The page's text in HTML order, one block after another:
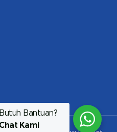
Butuh Bantuan?
Chat Kami